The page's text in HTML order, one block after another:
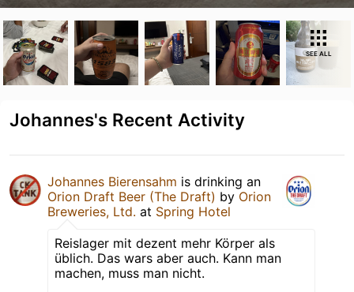
SEE ALL
Johannes's Recent Activity
Johannes Bierensahm is drinking an
Orion Draft Beer (The Draft) by Orion
Breweries, Ltd. at Spring Hotel
Reislager mit dezent mehr Körper als
üblich. Das wars aber auch. Kann man
machen, muss man nicht.